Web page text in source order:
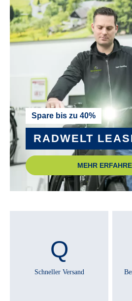
PEDALE :
VP R+M Custom
RADGRÖSSE :
RAHMEN :
Aluminium
RAHMENGRÖSSE :
45 cm, 49 cm, 53 cm, 58 cm
RÜCKTRITTBREMSE :
Spare bis zu 40%
RADWELT
MEHR
Schneller Versand